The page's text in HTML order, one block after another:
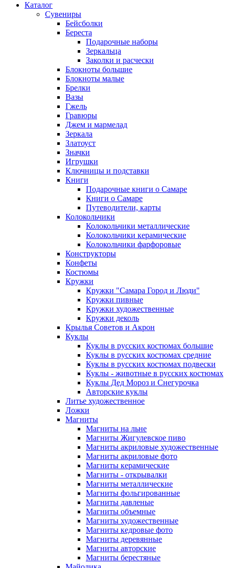
Каталог
Сувениры
Бейсболки
Береста
Подарочные наборы
Зеркальца
Заколки и расчески
Блокноты большие
Блокноты малые
Брелки
Вазы
Гжель
Гравюры
Джем и мармелад
Зеркала
Златоуст
Значки
Игрушки
Ключницы и подставки
Книги
Подарочные книги о Самаре
Книги о Самаре
Путеводители, карты
Колокольчики
Колокольчики металлические
Колокольчики керамические
Колокольчики фарфоровые
Конструкторы
Конфеты
Костюмы
Кружки
Кружки "Самара Город и Люди"
Кружки пивные
Кружки художественные
Кружки деколь
Крылья Советов и Акрон
Куклы
Куклы в русских костюмах большие
Куклы в русских костюмах средние
Куклы в русских костюмах подвески
Куклы - животные в русских костюмах
Куклы Дед Мороз и Снегурочка
Авторские куклы
Литье художественное
Ложки
Магниты
Магниты на льне
Магниты Жигулевское пиво
Магниты акриловые художественные
Магниты акриловые фото
Магниты керамические
Магниты - открывалки
Магниты металлические
Магниты фольгированные
Магниты давленые
Магниты объемные
Магниты художественные
Магниты кедровые фото
Магниты деревянные
Магниты авторские
Магниты берестяные